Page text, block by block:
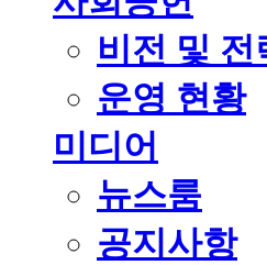
비전 및 전
운영 현황
미디어
뉴스룸
공지사항